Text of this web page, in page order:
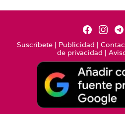
Suscríbete | Publicidad |
de privacidad |